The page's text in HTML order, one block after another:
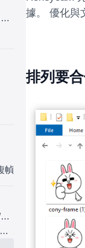
如何將每一幀保存為圖像文件（PNG/JPG）
幀
如何將 GIF/WebP 轉換為視頻 (MP4/WebM)
如何創建 LINE 貼紙（將 GIF 轉換為 APNG）
據。 優化與
排列要